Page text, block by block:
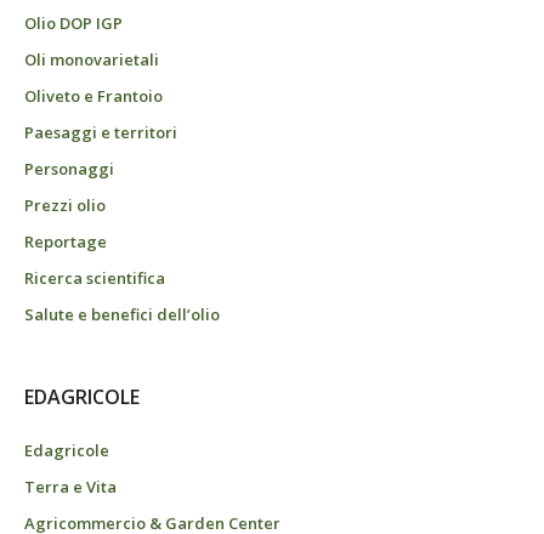
Olio DOP IGP
Oli monovarietali
Oliveto e Frantoio
Paesaggi e territori
Personaggi
Prezzi olio
Reportage
Ricerca scientifica
Salute e benefici dell’olio
EDAGRICOLE
Edagricole
Terra e Vita
Agricommercio & Garden Center